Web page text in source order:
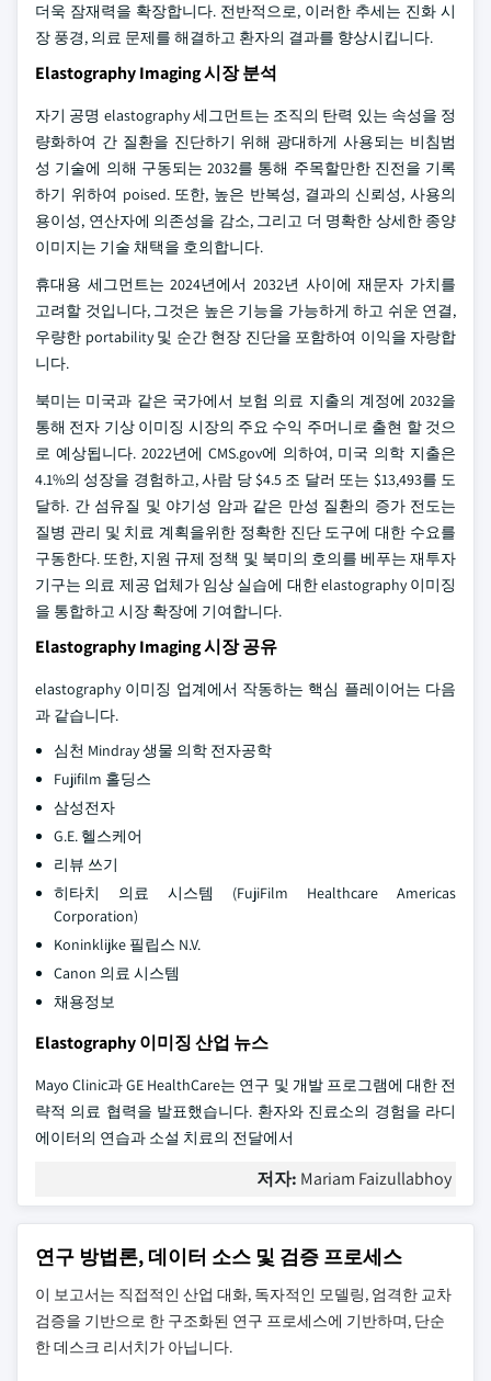
더욱 잠재력을 확장합니다. 전반적으로, 이러한 추세는 진화 시
장 풍경, 의료 문제를 해결하고 환자의 결과를 향상시킵니다.
Elastography Imaging 시장 분석
자기 공명 elastography 세그먼트는 조직의 탄력 있는 속성을 정
량화하여 간 질환을 진단하기 위해 광대하게 사용되는 비침범
성 기술에 의해 구동되는 2032를 통해 주목할만한 진전을 기록
하기 위하여 poised. 또한, 높은 반복성, 결과의 신뢰성, 사용의
용이성, 연산자에 의존성을 감소, 그리고 더 명확한 상세한 종양
이미지는 기술 채택을 호의합니다.
휴대용 세그먼트는 2024년에서 2032년 사이에 재문자 가치를
고려할 것입니다, 그것은 높은 기능을 가능하게 하고 쉬운 연결,
우량한 portability 및 순간 현장 진단을 포함하여 이익을 자랑합
니다.
북미는 미국과 같은 국가에서 보험 의료 지출의 계정에 2032을
통해 전자 기상 이미징 시장의 주요 수익 주머니로 출현 할 것으
로 예상됩니다. 2022년에 CMS.gov에 의하여, 미국 의학 지출은
4.1%의 성장을 경험하고, 사람 당 $4.5 조 달러 또는 $13,493를 도
달하. 간 섬유질 및 야기성 암과 같은 만성 질환의 증가 전도는
질병 관리 및 치료 계획을위한 정확한 진단 도구에 대한 수요를
구동한다. 또한, 지원 규제 정책 및 북미의 호의를 베푸는 재투자
기구는 의료 제공 업체가 임상 실습에 대한 elastography 이미징
을 통합하고 시장 확장에 기여합니다.
Elastography Imaging 시장 공유
elastography 이미징 업계에서 작동하는 핵심 플레이어는 다음
과 같습니다.
심천 Mindray 생물 의학 전자공학
Fujifilm 홀딩스
삼성전자
G.E. 헬스케어
리뷰 쓰기
히타치 의료 시스템 (FujiFilm Healthcare Americas
Corporation)
Koninklijke 필립스 N.V.
Canon 의료 시스템
채용정보
Elastography 이미징 산업 뉴스
Mayo Clinic과 GE HealthCare는 연구 및 개발 프로그램에 대한 전
략적 의료 협력을 발표했습니다. 환자와 진료소의 경험을 라디
에이터의 연습과 소설 치료의 전달에서
저자: Mariam Faizullabhoy
연구 방법론, 데이터 소스 및 검증 프로세스
이 보고서는 직접적인 산업 대화, 독자적인 모델링, 엄격한 교차
검증을 기반으로 한 구조화된 연구 프로세스에 기반하며, 단순
한 데스크 리서치가 아닙니다.